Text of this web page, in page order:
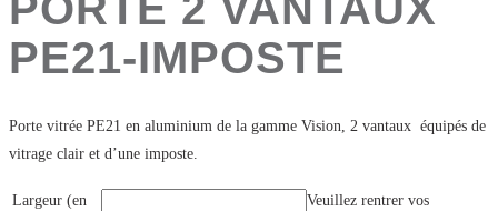
PE21-IMPOSTE
Porte vitrée PE21 en aluminium de la gamme Vision, 2 vantaux équipés de
vitrage clair et d’une imposte.
Largeur (en Veuillez rentrer vos